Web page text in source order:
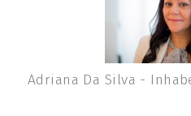
Adriana Da Silva -